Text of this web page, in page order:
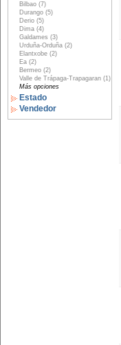
Bilbao (7)
Durango (5)
Derio (5)
Dima (4)
Galdames (3)
Urduña-Orduña (2)
Elantxobe (2)
Ea (2)
Bermeo (2)
Valle de Trápaga-Trapagaran (1)
Más opciones
Estado
Vendedor